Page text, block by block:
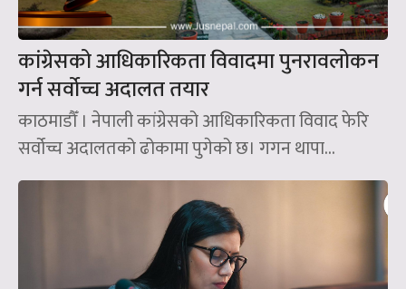
कांग्रेसको आधिकारिकता विवादमा पुनरावलोकन
गर्न सर्वोच्च अदालत तयार
काठमाडौँ । नेपाली कांग्रेसको आधिकारिकता विवाद फेरि
सर्वोच्च अदालतको ढोकामा पुगेको छ। गगन थापा...